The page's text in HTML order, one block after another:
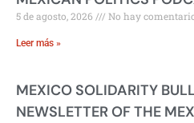
5 de agosto, 2026 No hay
Leer más »
MEXICO SOLIDARITY
NEWSLETTER OF THE